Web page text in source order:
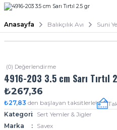
Anasayfa Balıkçılık Avı Suni
(0) Değerlendirme
4916-203 3.5 cm Sarı Tırtıl
₺267,36
₺27,83 den başlayan taksitlerle!
Kategori
Sert Yemler & Jigler
Marka
Savex